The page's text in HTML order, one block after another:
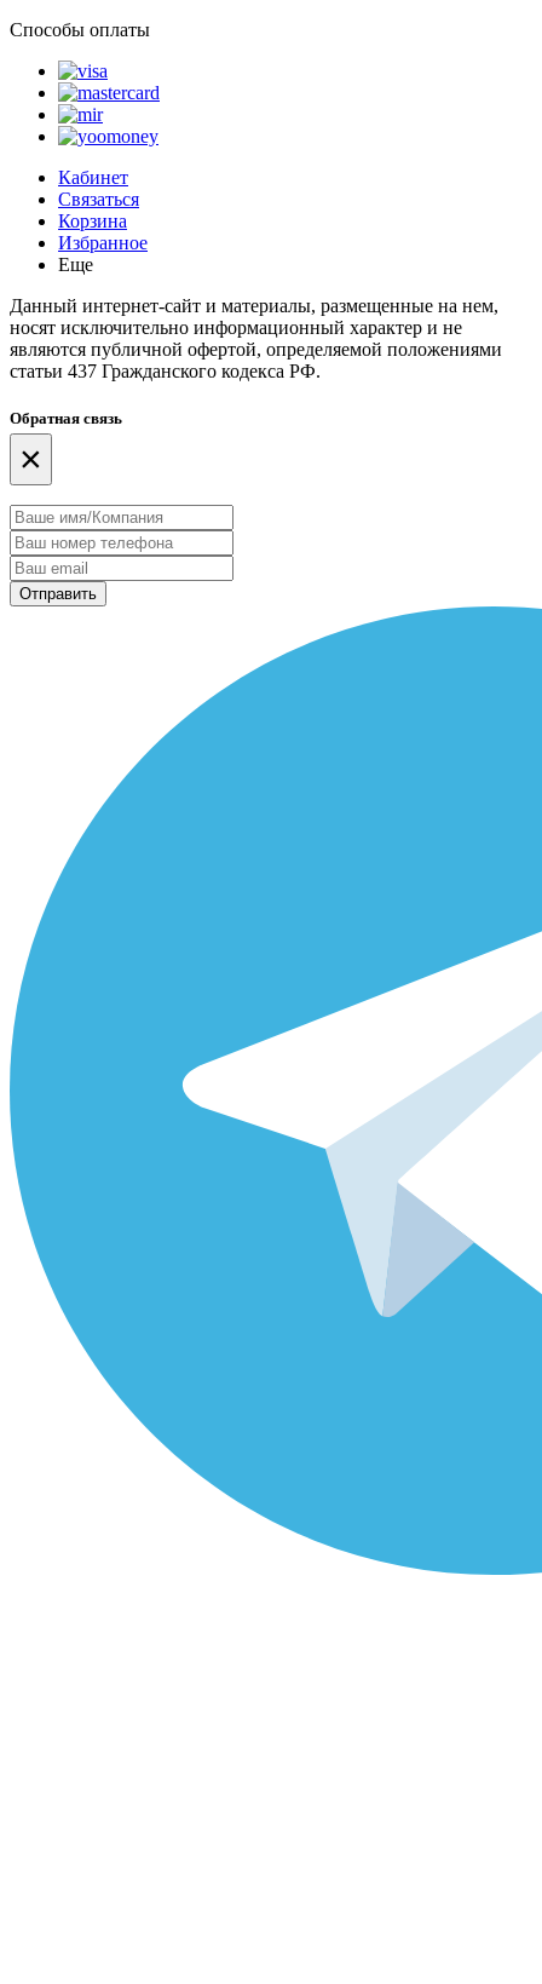
Способы оплаты
Кабинет
Связаться
Корзина
Избранное
Еще
Данный интернет-сайт и материалы, размещенные на нем,
носят исключительно информационный характер и не
являются публичной офертой, определяемой положениями
статьи 437 Гражданского кодекса РФ.
Обратная связь
×
Отправить